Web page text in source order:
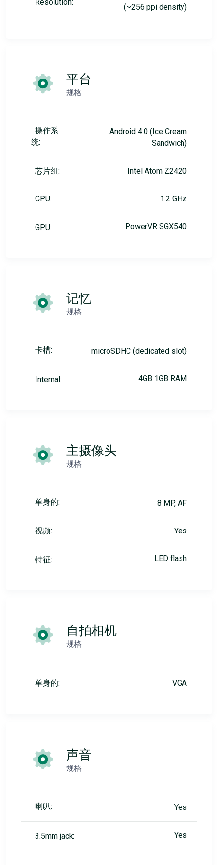
Resolution:
(~256 ppi density)
平台
规格
操作系
统:
Android 4.0 (Ice Cream
Sandwich)
芯片组: Intel Atom Z2420
CPU: 1.2 GHz
GPU: PowerVR SGX540
记忆
规格
卡槽: microSDHC (dedicated slot)
Internal: 4GB 1GB RAM
主摄像头
规格
单身的: 8 MP, AF
视频: Yes
特征: LED flash
自拍相机
规格
单身的: VGA
声音
规格
喇叭: Yes
3.5mm jack: Yes